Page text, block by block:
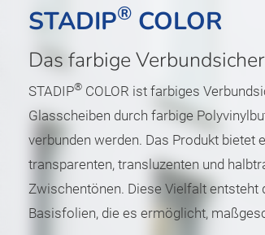
STADIP® COLOR
Das farbige
STADIP® COLOR ist farbiges
Glasscheiben durch farbige
verbunden werden. Das Produkt bietet
transparenten, transluzenten und
Zwischentönen. Diese Vielfalt
Basisfolien, die es ermöglicht,